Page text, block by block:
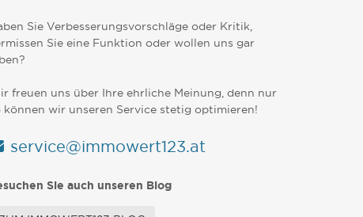
Sie Verbesserungsvorschläge oder Kritik,
Sie eine Funktion oder wollen uns gar
freuen uns über Ihre ehrliche Meinung, denn nur
können wir unseren Service stetig optimieren!
service@immowert123.at
Sie auch unseren Blog